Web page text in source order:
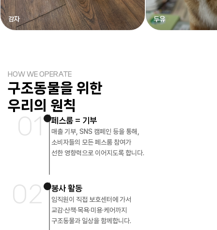
감자 두유
HOW WE OPERATE
구조동물을 위한
우리의 원칙
01 페스룸 = 기부
매출 기부, SNS 캠페인 등을 통해,
소비자들의 모든 페스룸 참여가
선한 영향력으로 이어지도록 합니다.
02 봉사 활동
임직원이 직접 보호센터에 가서
교감·산책·목욕·미용·케어까지
구조동물과 일상을 함께합니다.